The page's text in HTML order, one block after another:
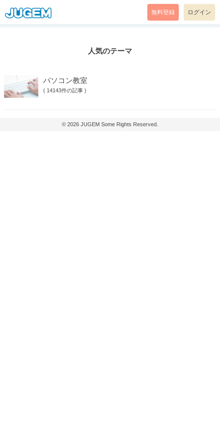
無料登録 ログイン
人気のテーマ
パソコン教室
( 14143件の記事 )
© 2026 JUGEM Some Rights Reserved.